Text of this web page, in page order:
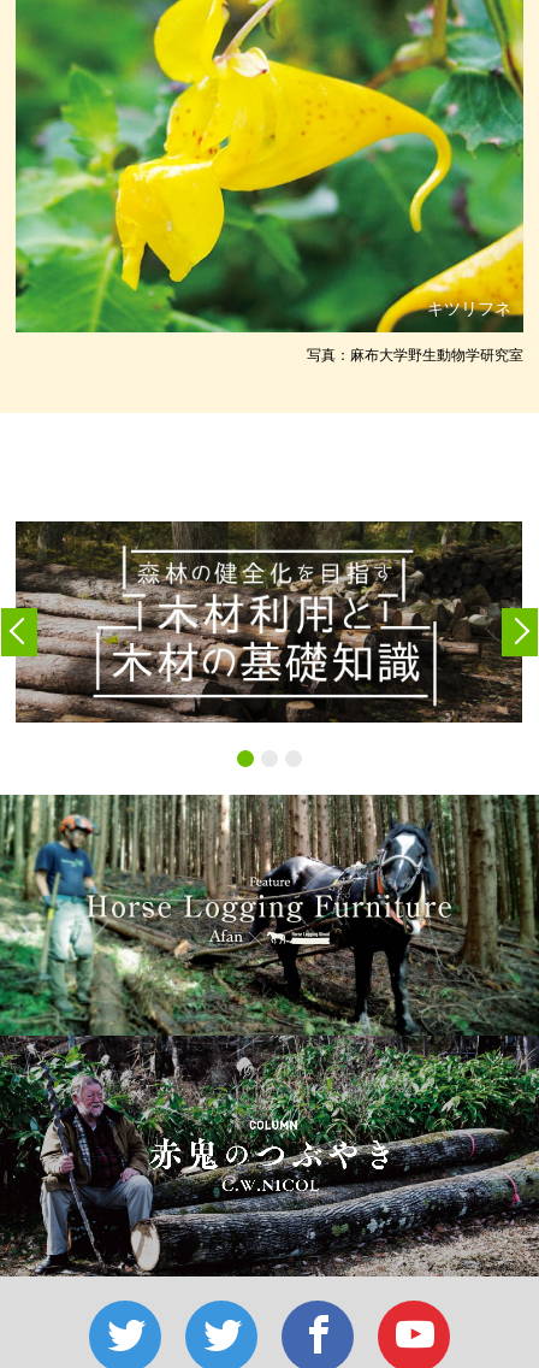
キツリフネ
写真：麻布大学野生動物学研究室